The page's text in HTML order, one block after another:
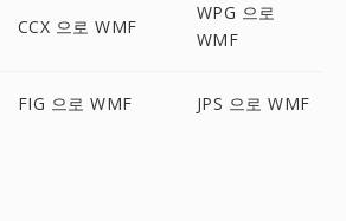
CCX 으로 WMF
WPG 으로
WMF
FIG 으로 WMF JPS 으로 WMF